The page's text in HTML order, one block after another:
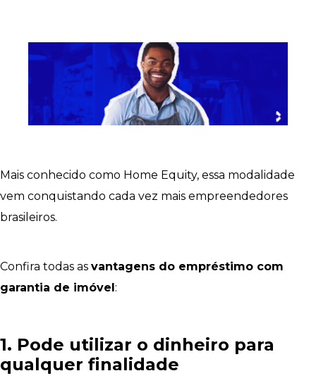
Mais conhecido como Home Equity, essa modalidade
vem conquistando cada vez mais empreendedores
brasileiros.
Confira todas as vantagens do empréstimo com
garantia de imóvel:
1. Pode utilizar o dinheiro para
qualquer finalidade